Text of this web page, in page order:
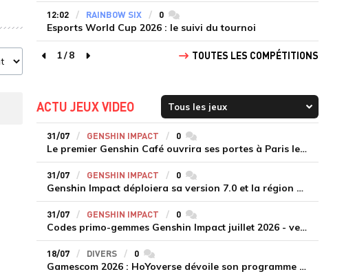
12:02 RAINBOW SIX 0commentaires
Esports World Cup 2026 : le suivi du tournoi
page précédente
1/8
page suivante
TOUTES LES COMPÉTITIONS
ACTU JEUX VIDEO
31/07 GENSHIN IMPACT 0commentaires
Le premier Genshin Café ouvrira ses portes à Paris le 14 août
31/07 GENSHIN IMPACT 0commentaires
Genshin Impact déploiera sa version 7.0 et la région de Snezhnaya le 12 août
31/07 GENSHIN IMPACT 0commentaires
Codes primo-gemmes Genshin Impact juillet 2026 - version 7.0
18/07 DIVERS 0commentaires
Gamescom 2026 : HoYoverse dévoile son programme et présente deux nouveaux jeux inédits